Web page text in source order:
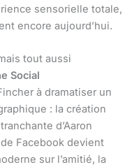
sensorielle totale,
encore aujourd’hui.
tout aussi
Social
à dramatiser un
: la création
d’Aaron
Facebook devient
sur l’amitié, la